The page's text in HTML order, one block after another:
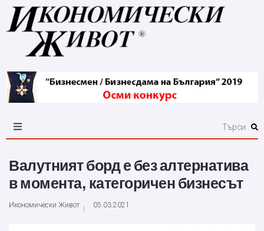
Валутният борд е без алтернатива
в момента, категоричен бизнесът
Икономически Живот 05.03.2021